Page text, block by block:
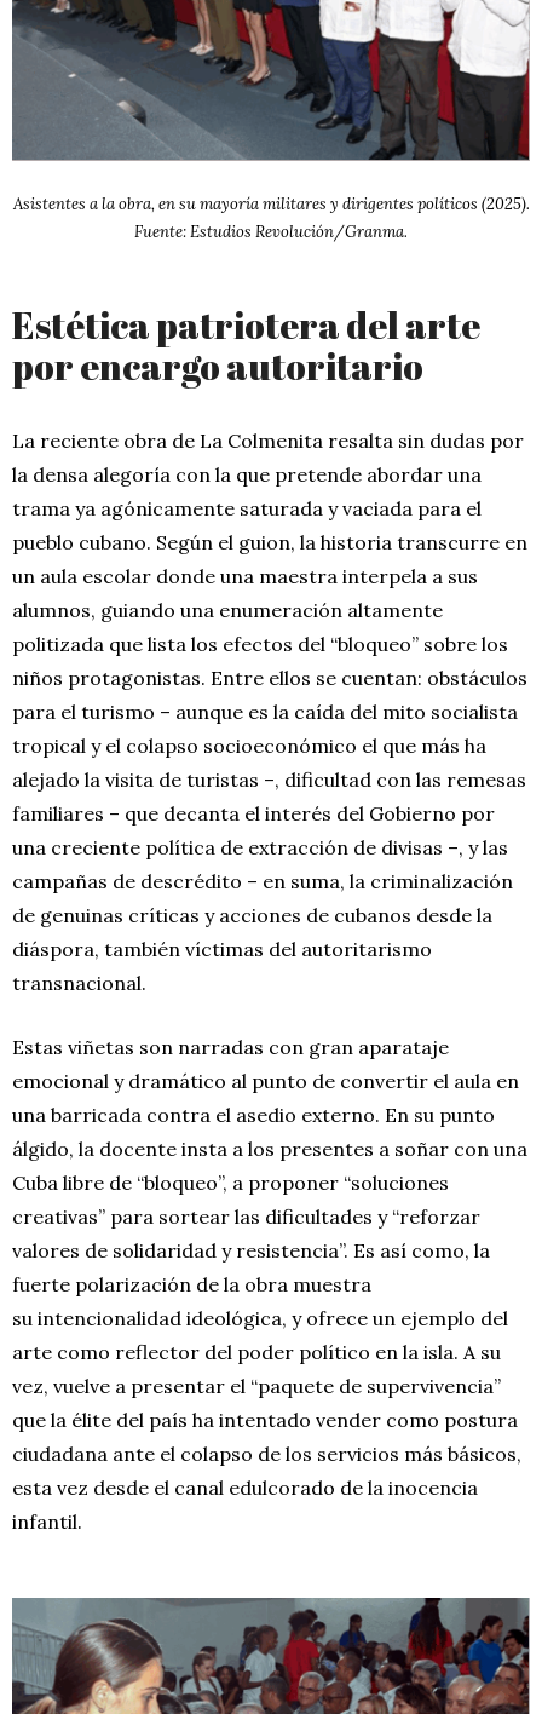
Asistentes a la obra, en su mayoría militares y dirigentes políticos (2025).
Fuente: Estudios Revolución/Granma.
Estética patriotera del arte
por encargo autoritario
La reciente obra de La Colmenita resalta sin dudas por
la densa alegoría con la que pretende abordar una
trama ya agónicamente saturada y vaciada para el
pueblo cubano. Según el guion, la historia transcurre en
un aula escolar donde una maestra interpela a sus
alumnos, guiando una enumeración altamente
politizada que lista los efectos del “bloqueo” sobre los
niños protagonistas. Entre ellos se cuentan: obstáculos
para el turismo – aunque es la caída del mito socialista
tropical y el colapso socioeconómico el que más ha
alejado la visita de turistas –, dificultad con las remesas
familiares – que decanta el interés del Gobierno por
una creciente política de extracción de divisas –, y las
campañas de descrédito – en suma, la criminalización
de genuinas críticas y acciones de cubanos desde la
diáspora, también víctimas del autoritarismo
transnacional.
Estas viñetas son narradas con gran aparataje
emocional y dramático al punto de convertir el aula en
una barricada contra el asedio externo. En su punto
álgido, la docente insta a los presentes a soñar con una
Cuba libre de “bloqueo”, a proponer “soluciones
creativas” para sortear las dificultades y “reforzar
valores de solidaridad y resistencia”. Es así como, la
fuerte polarización de la obra muestra
su intencionalidad ideológica, y ofrece un ejemplo del
arte como reflector del poder político en la isla. A su
vez, vuelve a presentar el “paquete de supervivencia”
que la élite del país ha intentado vender como postura
ciudadana ante el colapso de los servicios más básicos,
esta vez desde el canal edulcorado de la inocencia
infantil.